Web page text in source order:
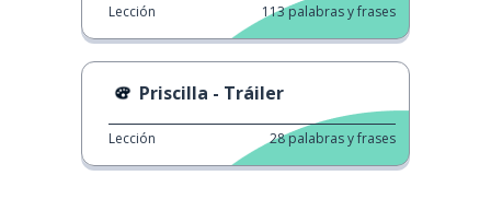
Lección 113palabras y frases
Priscilla - Tráiler
Lección 28palabras y frases